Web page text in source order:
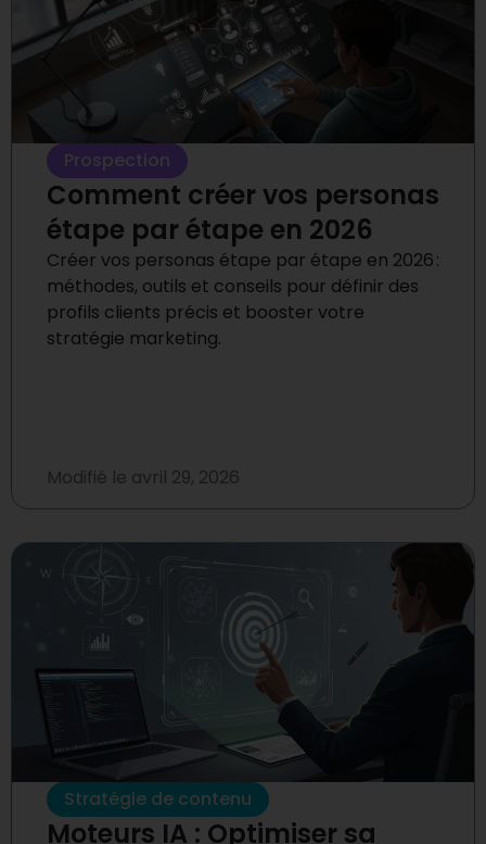
Prospection
Comment créer vos personas
étape par étape en 2026
Créer vos personas étape par étape en 2026 :
méthodes, outils et conseils pour définir des
profils clients précis et booster votre
stratégie marketing.
Modifié le avril 29, 2026
Stratégie de contenu
Moteurs IA : Optimiser sa